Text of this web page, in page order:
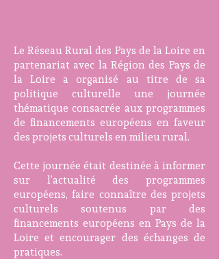
Le Réseau Rural des Pays de la Loire en
partenariat avec la Région des Pays de
la Loire a organisé au titre de sa
politique culturelle une journée
thématique consacrée aux programmes
de financements européens en faveur
des projets culturels en milieu rural.
Cette journée était destinée à informer
sur l’actualité des programmes
européens, faire connaître des projets
culturels soutenus par des
financements européens en Pays de la
Loire et encourager des échanges de
pratiques.